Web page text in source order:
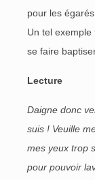
pour les égarés.
Un tel
se faire
Lecture
Daigne donc
suis ! Veuille
mes yeux trop
pour pouvoir